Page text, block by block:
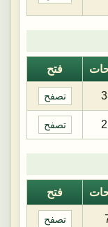
فتح
تصفح
تصفح
فتح
تصفح